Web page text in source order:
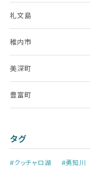
礼文島
稚内市
美深町
豊富町
タグ
#クッチャロ湖 #勇知川